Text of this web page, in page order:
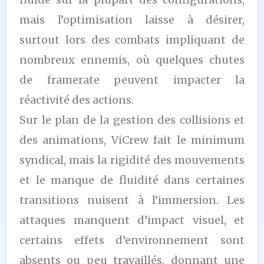
mais l’optimisation laisse à désirer,
surtout lors des combats impliquant de
nombreux ennemis, où quelques chutes
de framerate peuvent impacter la
réactivité des actions.
Sur le plan de la gestion des collisions et
des animations, ViCrew fait le minimum
syndical, mais la rigidité des mouvements
et le manque de fluidité dans certaines
transitions nuisent à l’immersion. Les
attaques manquent d’impact visuel, et
certains effets d’environnement sont
absents ou peu travaillés, donnant une